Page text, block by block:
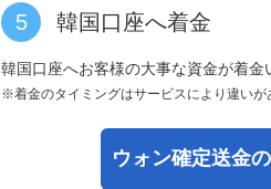
5 韓国口座へ着金
韓国口座へお客様の大事な資金が着金
※着金のタイミングはサービスにより違いが
ウォン確定送金の